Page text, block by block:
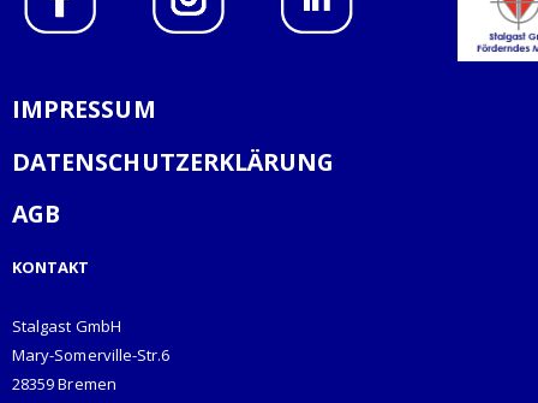
IMPRESSUM
DATENSCHUTZERKLÄRUNG
AGB
KONTAKT
Stalgast GmbH
Mary-Somerville-Str.6
28359 Bremen